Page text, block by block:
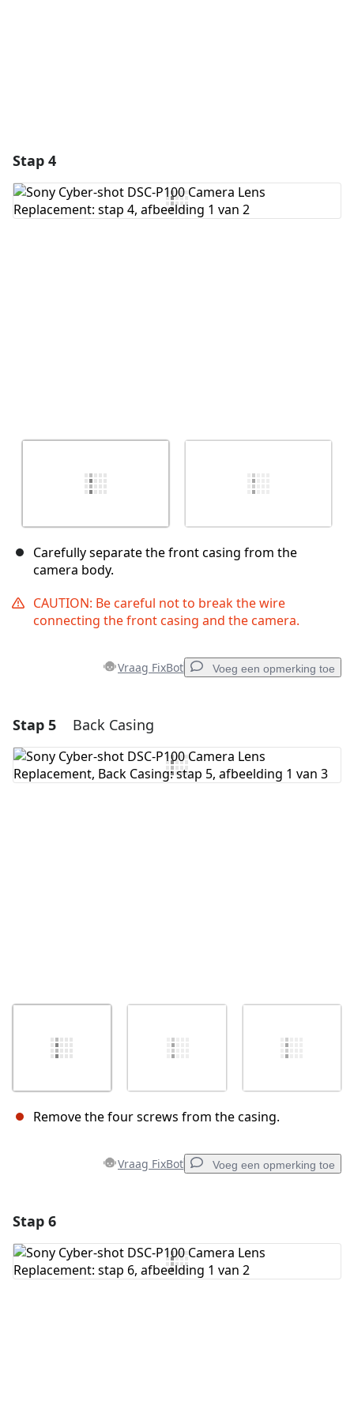
Stap 4
Carefully separate the front casing from the
camera body.
CAUTION: Be careful not to break the wire
connecting the front casing and the camera.
Vraag FixBot Voeg een opmerking toe
Voeg een opmerking toe
Voeg opmerking toe
Stap 5 Back Casing
Remove the four screws from the casing.
Vraag FixBot Voeg een opmerking toe
Voeg opmerking toe
Stap 6